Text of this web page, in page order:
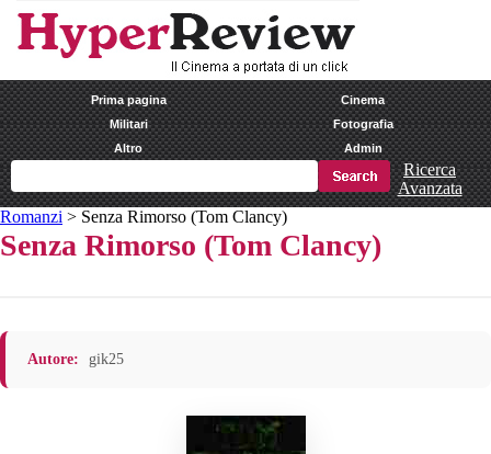
Prima pagina
Cinema
Militari
Fotografia
Altro
Admin
Ricerca
Avanzata
Romanzi > Senza Rimorso (Tom Clancy)
Senza Rimorso (Tom Clancy)
Autore: gik25